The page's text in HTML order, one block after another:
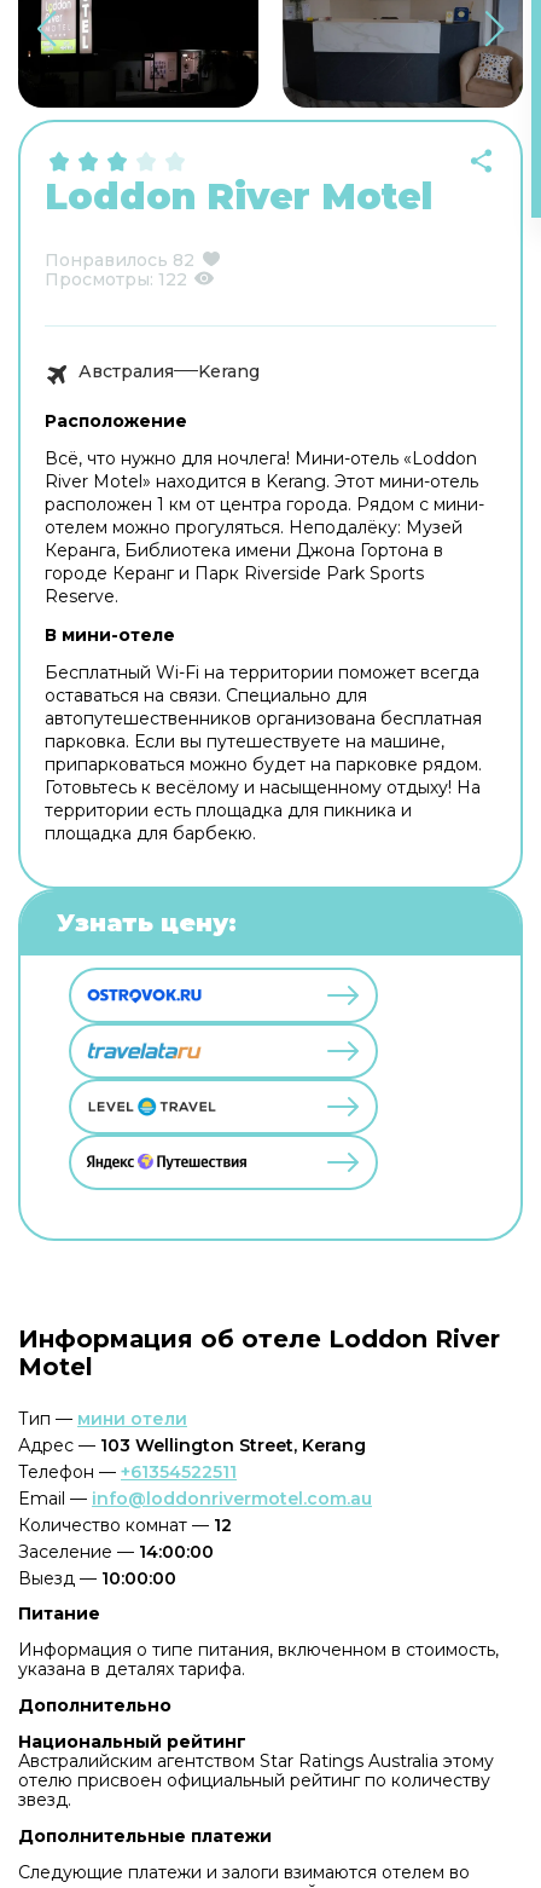
Loddon River Motel
Понравилось 82
Просмотры: 122
Австралия Kerang
Расположение
Всё, что нужно для ночлега! Мини-отель «Loddon
River Motel» находится в Kerang. Этот мини-отель
расположен 1 км от центра города. Рядом с мини-
отелем можно прогуляться. Неподалёку: Музей
Керанга, Библиотека имени Джона Гортона в
городе Керанг и Парк Riverside Park Sports
Reserve.
В мини-отеле
Бесплатный Wi-Fi на территории поможет всегда
оставаться на связи. Специально для
автопутешественников организована бесплатная
парковка. Если вы путешествуете на машине,
припарковаться можно будет на парковке рядом.
Готовьтесь к весёлому и насыщенному отдыху! На
территории есть площадка для пикника и
площадка для барбекю.
Узнать цену:
Информация об отеле Loddon River
Motel
Тип — мини отели
Адрес — 103 Wellington Street, Kerang
Телефон — +61354522511
Email — info@loddonrivermotel.com.au
Количество комнат — 12
Заселение — 14:00:00
Выезд — 10:00:00
Питание
Информация о типе питания, включенном в стоимость,
указана в деталях тарифа.
Дополнительно
Национальный рейтинг
Австралийским агентством Star Ratings Australia этому
отелю присвоен официальный рейтинг по количеству
звезд.
Дополнительные платежи
Следующие платежи и залоги взимаются отелем во